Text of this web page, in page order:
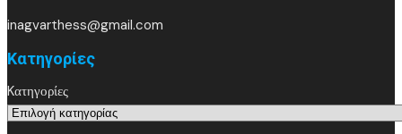
inagvarthess@gmail.com
Kατηγορίες
Kατηγορίες